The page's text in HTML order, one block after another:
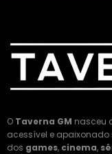
O Taverna GM nasceu
acessível e apaixonado
dos games, cinema,